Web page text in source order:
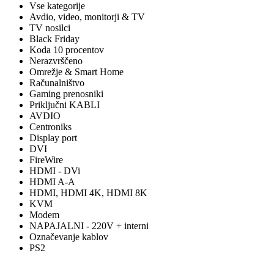
Vse kategorije
Avdio, video, monitorji & TV
TV nosilci
Black Friday
Koda 10 procentov
Nerazvrščeno
Omrežje & Smart Home
Računalništvo
Gaming prenosniki
Priključni KABLI
AVDIO
Centroniks
Display port
DVI
FireWire
HDMI - DVi
HDMI A-A
HDMI, HDMI 4K, HDMI 8K
KVM
Modem
NAPAJALNI - 220V + interni
Označevanje kablov
PS2